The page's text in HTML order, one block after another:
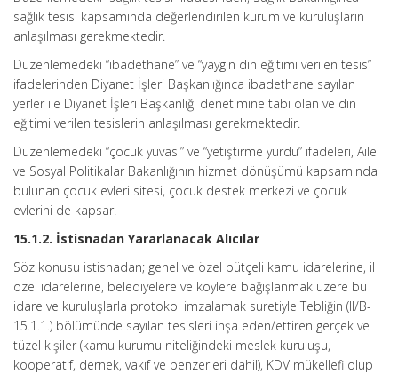
sağlık tesisi kapsamında değerlendirilen kurum ve kuruluşların
anlaşılması gerekmektedir.
Düzenlemedeki “ibadethane” ve “yaygın din eğitimi verilen tesis”
ifadelerinden Diyanet İşleri Başkanlığınca ibadethane sayılan
yerler ile Diyanet İşleri Başkanlığı denetimine tabi olan ve din
eğitimi verilen tesislerin anlaşılması gerekmektedir.
Düzenlemedeki “çocuk yuvası” ve “yetiştirme yurdu” ifadeleri, Aile
ve Sosyal Politikalar Bakanlığının hizmet dönüşümü kapsamında
bulunan çocuk evleri sitesi, çocuk destek merkezi ve çocuk
evlerini de kapsar.
15.1.2. İstisnadan Yararlanacak Alıcılar
Söz konusu istisnadan; genel ve özel bütçeli kamu idarelerine, il
özel idarelerine, belediyelere ve köylere bağışlanmak üzere bu
idare ve kuruluşlarla protokol imzalamak suretiyle Tebliğin (II/B-
15.1.1.) bölümünde sayılan tesisleri inşa eden/ettiren gerçek ve
tüzel kişiler (kamu kurumu niteliğindeki meslek kuruluşu,
kooperatif, dernek, vakıf ve benzerleri dahil), KDV mükellefi olup